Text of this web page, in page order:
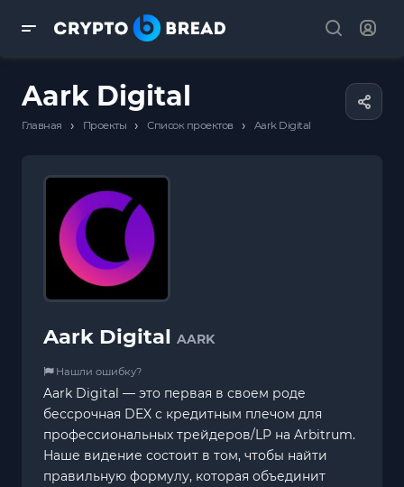
Aark Digital
Главная › Проекты › Список проектов › Aark Digital
Aark Digital AARK
Нашли ошибку?
Aark Digital — это первая в своем роде
бессрочная DEX с кредитным плечом для
профессиональных трейдеров/LP на Arbitrum.
Наше видение состоит в том, чтобы найти
правильную формулу, которая объединит